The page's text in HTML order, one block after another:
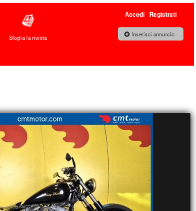
Sfoglia la rivista
Accedi Registrati
Inserisci annuncio